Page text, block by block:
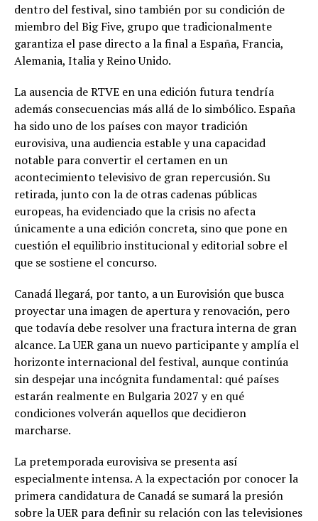
dentro del festival, sino también por su condición de
miembro del Big Five, grupo que tradicionalmente
garantiza el pase directo a la final a España, Francia,
Alemania, Italia y Reino Unido.
La ausencia de RTVE en una edición futura tendría
además consecuencias más allá de lo simbólico. España
ha sido uno de los países con mayor tradición
eurovisiva, una audiencia estable y una capacidad
notable para convertir el certamen en un
acontecimiento televisivo de gran repercusión. Su
retirada, junto con la de otras cadenas públicas
europeas, ha evidenciado que la crisis no afecta
únicamente a una edición concreta, sino que pone en
cuestión el equilibrio institucional y editorial sobre el
que se sostiene el concurso.
Canadá llegará, por tanto, a un Eurovisión que busca
proyectar una imagen de apertura y renovación, pero
que todavía debe resolver una fractura interna de gran
alcance. La UER gana un nuevo participante y amplía el
horizonte internacional del festival, aunque continúa
sin despejar una incógnita fundamental: qué países
estarán realmente en Bulgaria 2027 y en qué
condiciones volverán aquellos que decidieron
marcharse.
La pretemporada eurovisiva se presenta así
especialmente intensa. A la expectación por conocer la
primera candidatura de Canadá se sumará la presión
sobre la UER para definir su relación con las televisiones